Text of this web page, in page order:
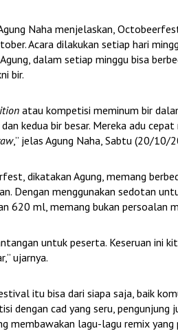
Naha menjelaskan,
Acara dilakukan setiap hari
dalam setiap minggu bisa
bir.
atau kompetisi meminum bir
kedua bir besar. Mereka adu
,” jelas Agung Naha, Sabtu (20/10/
dikatakan Agung, memang
Dengan menggunakan sedotan
620 ml, memang bukan persoalan
untuk peserta. Keseruan ini
ujarnya.
itu bisa dari siapa saja, baik
dengan cad yang seru, pengunjung
membawakan lagu-lagu remix yang